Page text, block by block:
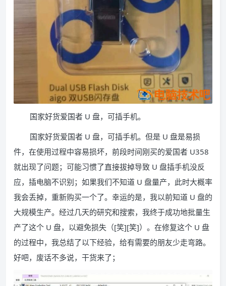
国家好货爱国者 U 盘，可插手机。
国家好货爱国者 U 盘，可插手机。但是 U 盘是易损
件，在使用过程中容易损坏，前段时间刚买的爱国者 U358
就出现了问题；可能习惯了直接拔掉导致 U 盘插手机没反
应，插电脑不识别；如果我们不知道 U 盘量产，此时大概率
我会丢掉，重新购买一个了。幸运的是，我以前知道 U 盘的
大规模生产。经过几天的研究和搜索，我终于成功地批量生
产了这个 U 盘，以避免损失（[笑][笑]）。在修复这个 U 盘
的过程中，我总结了以下经验，给有需要的朋友少走弯路。
好吧，废话不多说，干货来了；